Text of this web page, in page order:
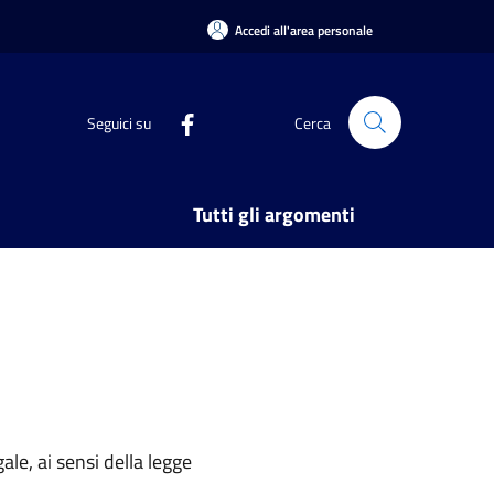
Accedi all'area personale
Seguici su Cerca
Tutti gli argomenti
ai sensi della legge